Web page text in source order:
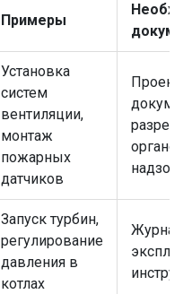
Примеры
Установка
систем
вентиляции,
монтаж
пожарных
датчиков
Запуск турбин,
регулирование
давления в
котлах